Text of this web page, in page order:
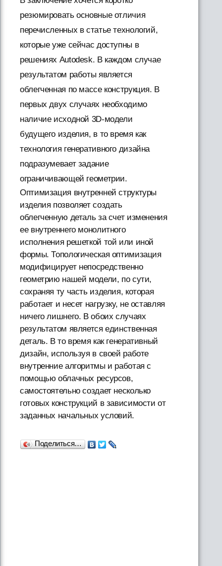
резюмировать основные отличия
перечисленных в статье технологий,
которые уже сейчас доступны в
решениях Autodesk. В каждом случае
результатом работы является
облегченная по массе конструкция. В
первых двух случаях необходимо
наличие исходной 3D-модели
будущего изделия, в то время как
технология генеративного дизайна
подразумевает задание
ограничивающей геометрии.
Оптимизация внутренней структуры
изделия позволяет создать
облегченную деталь за счет изменения
ее внутреннего монолитного
исполнения решеткой той или иной
формы. Топологическая оптимизация
модифицирует непосредственно
геометрию нашей модели, по сути,
сохраняя ту часть изделия, которая
работает и несет нагрузку, не оставляя
ничего лишнего. В обоих случаях
результатом является единственная
деталь. В то время как генеративный
дизайн, используя в своей работе
внутренние алгоритмы и работая с
помощью облачных ресурсов,
самостоятельно создает несколько
готовых конструкций в зависимости от
заданных начальных условий.
Поделиться…